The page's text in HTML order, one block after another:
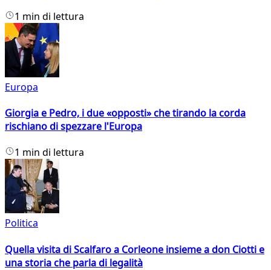
1 min di lettura
Europa
Giorgia e Pedro, i due «opposti» che tirando la corda
rischiano di spezzare l'Europa
1 min di lettura
Politica
Quella visita di Scalfaro a Corleone insieme a don Ciotti e
una storia che parla di legalità